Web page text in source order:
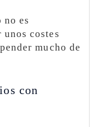
es
costes
mucho de
con